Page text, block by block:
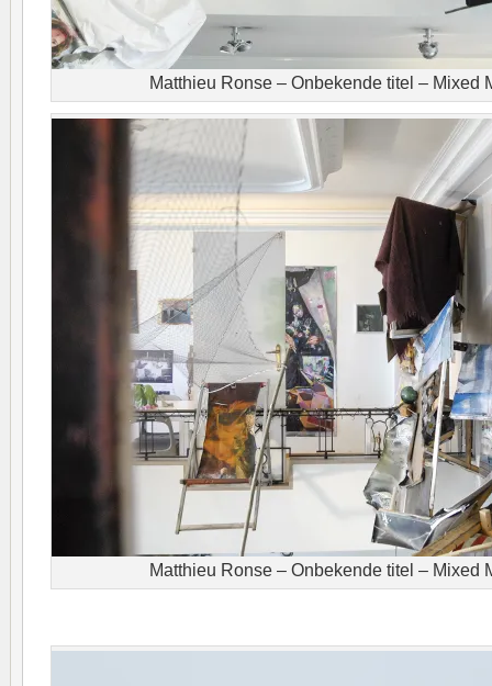
Matthieu Ronse – Onbekende titel – Mixed
Matthieu Ronse – Onbekende titel – Mixed